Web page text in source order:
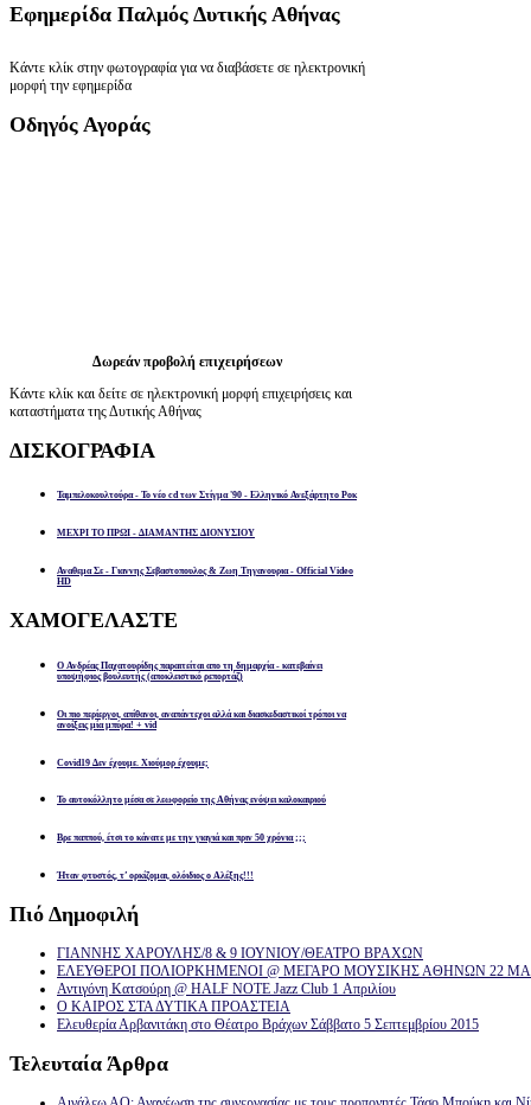
Εφημερίδα Παλμός Δυτικής Αθήνας
Κάντε κλίκ στην φωτογραφία για να διαβάσετε σε ηλεκτρονική
μορφή την εφημερίδα
Οδηγός Αγοράς
Δωρεάν προβολή επιχειρήσεων
Κάντε κλίκ και δείτε σε ηλεκτρονική μορφή επιχειρήσεις και
καταστήματα της Δυτικής Αθήνας
ΔΙΣΚΟΓΡΑΦΙΑ
Ταμπελοκουλτούρα - Το νέο cd των Στίγμα '90 - Ελληνικό Ανεξάρτητο Ροκ
ΜΕΧΡΙ ΤΟ ΠΡΩΙ - ΔΙΑΜΑΝΤΗΣ ΔΙΟΝΥΣΙΟΥ
Αναθεμα Σε - Γιαννης Σεβαστοπουλος & Ζωη Τηγανουρια - Official Video
HD
ΧΑΜΟΓΕΛΑΣΤΕ
Ο Ανδρέας Παχατουρίδης παραιτείται απο τη δημαρχία - κατεβαίνει
υποψήφιος βουλευτής (αποκλειστικό ρεπορτάζ)
Οι πιο περίεργοι, απίθανοι, αναπάντεχοι αλλά και διασκεδαστικοί τρόποι να
ανοίξεις μία μπύρα! + vid
Covid19 Δεν έχουμε. Χιούμορ έχουμε;
Το αυτοκόλλητο μέσα σε λεωφορείο της Αθήνας ενόψει καλοκαιριού
Βρε παππού, έτσι το κάνατε με την γιαγιά και πριν 50 χρόνια ;;;
Ήταν φτυστός, τ’ ορκίζομαι, ολόιδιος ο Αλέξης!!!
Πιό Δημοφιλή
ΓΙΑΝΝΗΣ ΧΑΡΟΥΛΗΣ/8 & 9 ΙΟΥΝΙΟΥ/ΘΕΑΤΡΟ ΒΡΑΧΩΝ
ΕΛΕΥΘΕΡΟΙ ΠΟΛΙΟΡΚΗΜΕΝΟΙ @ ΜΕΓΑΡΟ ΜΟΥΣΙΚΗΣ ΑΘΗΝΩΝ 22
Αντιγόνη Κατσούρη @ HALF NOTE Jazz Club 1 Απριλίου
Ο ΚΑΙΡΟΣ ΣΤΑ ΔΥΤΙΚΑ ΠΡΟΑΣΤΕΙΑ
Ελευθερία Αρβανιτάκη στο Θέατρο Βράχων Σάββατο 5 Σεπτεμβρίου 2015
Τελευταία Άρθρα